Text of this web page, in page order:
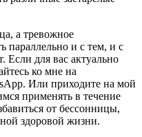
а тревожное
параллельно и с тем, и с
Если для вас актуально
ко мне на
Или приходите на мой
применять в течение
от бессонницы,
здоровой жизни.